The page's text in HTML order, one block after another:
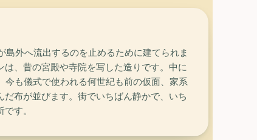
島外へ流出するのを止めるために建てられま
は、昔の宮殿や寺院を写した造りです。中に
今も儀式で使われる何世紀も前の仮面、家系
布が並びます。街でいちばん静かで、いち
す。